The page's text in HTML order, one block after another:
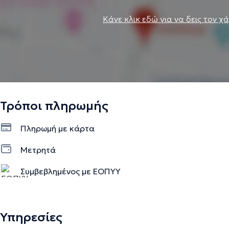
Κάνε κλικ εδώ για να δεις τον
Τρόποι πληρωμής
Πληρωμή με κάρτα
Μετρητά
Συμβεβλημένος με ΕΟΠΥΥ
Υπηρεσίες